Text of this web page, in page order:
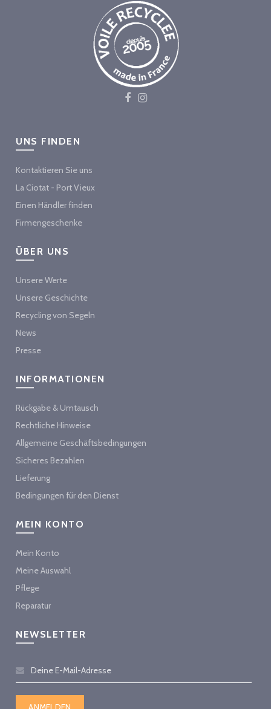
UNS FINDEN
Kontaktieren Sie uns
La Ciotat - Port Vieux
Einen Händler finden
Firmengeschenke
ÜBER UNS
Unsere Werte
Unsere Geschichte
Recycling von Segeln
News
Presse
INFORMATIONEN
Rückgabe & Umtausch
Rechtliche Hinweise
Allgemeine Geschäftsbedingungen
Sicheres Bezahlen
Lieferung
Bedingungen für den Dienst
MEIN KONTO
Mein Konto
Meine Auswahl
Pflege
Reparatur
NEWSLETTER